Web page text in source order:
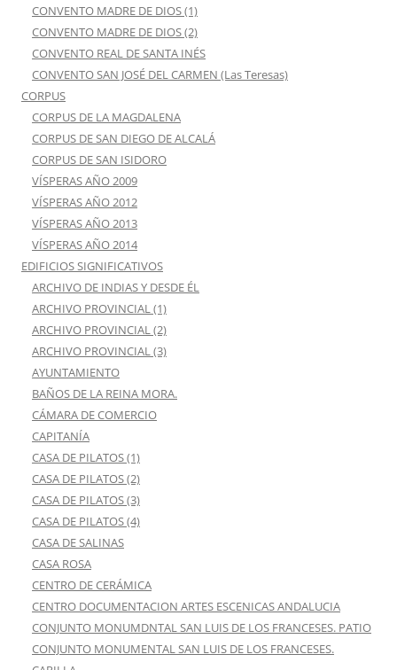
CONVENTO MADRE DE DIOS (1)
CONVENTO MADRE DE DIOS (2)
CONVENTO REAL DE SANTA INÉS
CONVENTO SAN JOSÉ DEL CARMEN (Las Teresas)
CORPUS
CORPUS DE LA MAGDALENA
CORPUS DE SAN DIEGO DE ALCALÁ
CORPUS DE SAN ISIDORO
VÍSPERAS AÑO 2009
VÍSPERAS AÑO 2012
VÍSPERAS AÑO 2013
VÍSPERAS AÑO 2014
EDIFICIOS SIGNIFICATIVOS
ARCHIVO DE INDIAS Y DESDE ÉL
ARCHIVO PROVINCIAL (1)
ARCHIVO PROVINCIAL (2)
ARCHIVO PROVINCIAL (3)
AYUNTAMIENTO
BAÑOS DE LA REINA MORA.
CÁMARA DE COMERCIO
CAPITANÍA
CASA DE PILATOS (1)
CASA DE PILATOS (2)
CASA DE PILATOS (3)
CASA DE PILATOS (4)
CASA DE SALINAS
CASA ROSA
CENTRO DE CERÁMICA
CENTRO DOCUMENTACION ARTES ESCENICAS ANDALUCIA
CONJUNTO MONUMDNTAL SAN LUIS DE LOS FRANCESES. PATIO
CONJUNTO MONUMENTAL SAN LUIS DE LOS FRANCESES.